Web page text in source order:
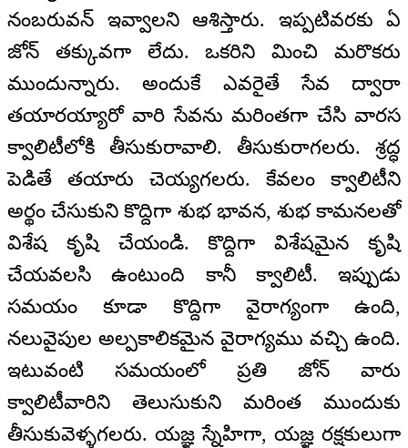
నంబరువన్ ఇవ్వాలని ఆశిస్తారు. ఇప్పటివరకు ఏ
జోన్ తక్కువగా లేదు. ఒకరిని మించి మరొకరు
ముందున్నారు. అందుకే ఎవరైతే సేవ ద్వారా
తయారయ్యారో వారి సేవను మరింతగా చేసి వారస
క్వాలిటీలోకి తీసుకురావాలి. తీసుకురాగలరు. శ్రద్ధ
పెడితే తయారు చెయ్యగలరు. కేవలం క్వాలిటీని
అర్థం చేసుకుని కొద్దిగా శుభ భావన, శుభ కామనలతో
విశేష కృషి చేయండి. కొద్దిగా విశేషమైన కృషి
చేయవలసి ఉంటుంది కానీ క్వాలిటీ. ఇప్పుడు
సమయం కూడా కొద్దిగా వైరాగ్యంగా ఉంది,
నలువైపుల అల్పకాలికమైన వైరాగ్యము వచ్చి ఉంది.
ఇటువంటి సమయంలో ప్రతి జోన్ వారు
క్వాలిటీవారిని తెలుసుకుని మరింత ముందుకు
తీసుకువెళ్ళగలరు. యజ్ఞ స్నేహిగా, యజ్ఞ రక్షకులుగా